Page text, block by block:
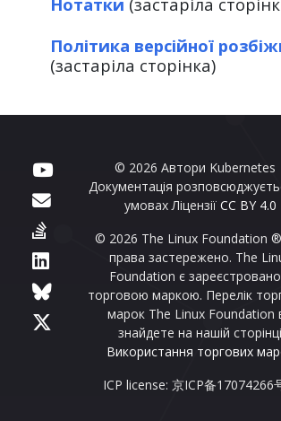
Політика версійної
(застаріла сторінка)
© 2026 Автори Kubernetes
Документація
умовах Ліцензії CC BY 4.0
© 2026 The Linux Foundation
права застережено. The
Foundation є
торговою маркою. Перелік
марок The Linux Foundation
знайдете на нашій сторінці
Використання торгових
ICP license: 京ICP备17074266